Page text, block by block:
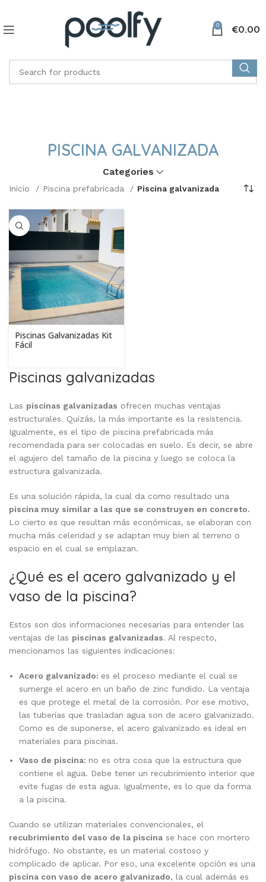
0 €0.00
PISCINA GALVANIZADA
Categories
Inicio Piscina prefabricada Piscina galvanizada
Piscinas Galvanizadas Kit
Fácil
Piscinas galvanizadas
Las piscinas galvanizadas ofrecen muchas ventajas
estructurales. Quizás, la más importante es la resistencia.
Igualmente, es el tipo de piscina prefabricada más
recomendada para ser colocadas en suelo. Es decir, se abre
el agujero del tamaño de la piscina y luego se coloca la
estructura galvanizada.
Es una solución rápida, la cual da como resultado una
piscina muy similar a las que se construyen en concreto.
Lo cierto es que resultan más económicas, se elaboran con
mucha más celeridad y se adaptan muy bien al terreno o
espacio en el cual se emplazan.
¿Qué es el acero galvanizado y el
vaso de la piscina?
Estos son dos informaciones necesarias para entender las
ventajas de las piscinas galvanizadas. Al respecto,
mencionamos las siguientes indicaciones:
Acero galvanizado: es el proceso mediante el cual se
sumerge el acero en un baño de zinc fundido. La ventaja
es que protege el metal de la corrosión. Por ese motivo,
las tuberías que trasladan agua son de acero galvanizado.
Como es de suponerse, el acero galvanizado es ideal en
materiales para piscinas.
Vaso de piscina: no es otra cosa que la estructura que
contiene el agua. Debe tener un recubrimiento interior que
evite fugas de esta agua. Igualmente, es lo que da forma
a la piscina.
Cuando se utilizan materiales convencionales, el
recubrimiento del vaso de la piscina se hace con mortero
hidrófugo. No obstante, es un material costoso y
complicado de aplicar. Por eso, una excelente opción es una
piscina con vaso de acero galvanizado, la cual además es